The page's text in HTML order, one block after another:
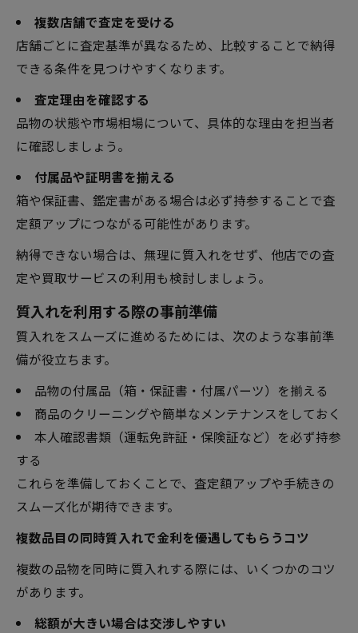
複数店舗で査定を受ける
店舗ごとに査定基準が異なるため、比較することで納得
できる条件を見つけやすくなります。
査定理由を確認する
品物の状態や市場相場について、具体的な理由を担当者
に確認しましょう。
付属品や証明書を揃える
箱や保証書、鑑定書がある場合は必ず持参することで査
定額アップにつながる可能性があります。
納得できない場合は、無理に質入れをせず、他店での査
定や買取サービスの利用も検討しましょう。
質入れを利用する際の事前準備
質入れをスムーズに進めるためには、次のような事前準
備が役立ちます。
品物の付属品（箱・保証書・付属パーツ）を揃える
商品のクリーニングや簡単なメンテナンスをしておく
本人確認書類（運転免許証・保険証など）を必ず持参
する
これらを準備しておくことで、査定額アップや手続きの
スムーズ化が期待できます。
複数品目の同時質入れで金利を優遇してもらうコツ
複数の品物を同時に質入れする際には、いくつかのコツ
があります。
総額が大きい場合は交渉しやすい